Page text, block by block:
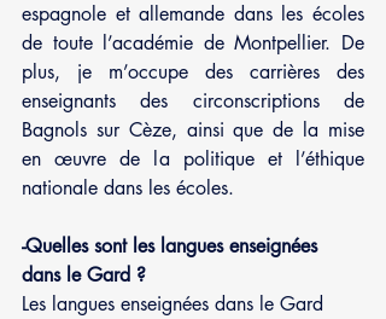
espagnole et allemande dans les écoles
de toute l’académie de Montpellier. De
plus, je m’occupe des carrières des
enseignants des circonscriptions de
Bagnols sur Cèze, ainsi que de la mise
en œuvre de la politique et l’éthique
nationale dans les écoles.
-Quelles sont les langues enseignées
dans le Gard ?
Les langues enseignées dans le Gard